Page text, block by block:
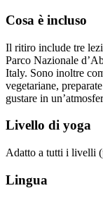
Cosa è incluso
Il ritiro include tre
Parco Nazionale
Italy. Sono inoltre
vegetariane,
gustare in
Livello di yoga
Adatto a tutti i livelli
Lingua